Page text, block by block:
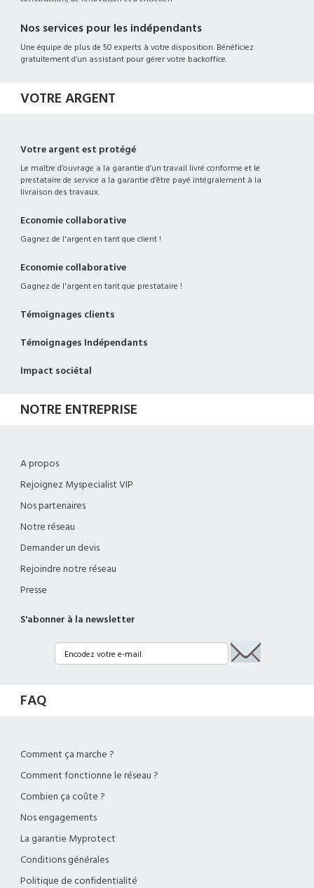
Nos services pour les indépendants
Une équipe de plus de 50 experts à votre disposition. Bénéficiez
gratuitement d’un assistant pour gérer votre backoffice.
VOTRE ARGENT
Votre argent est protégé
Le maître d’ouvrage a la garantie d’un travail livré conforme et le
prestataire de service a la garantie d’être payé intégralement à la
livraison des travaux.
Economie collaborative
Gagnez de l'argent en tant que client !
Economie collaborative
Gagnez de l'argent en tant que prestataire !
Témoignages clients
Témoignages Indépendants
Impact sociétal
NOTRE ENTREPRISE
A propos
Rejoignez Myspecialist VIP
Nos partenaires
Notre réseau
Demander un devis
Rejoindre notre réseau
Presse
S'abonner à la newsletter
FAQ
Comment ça marche ?
Comment fonctionne le réseau ?
Combien ça coûte ?
Nos engagements
La garantie Myprotect
Conditions générales
Politique de confidentialité